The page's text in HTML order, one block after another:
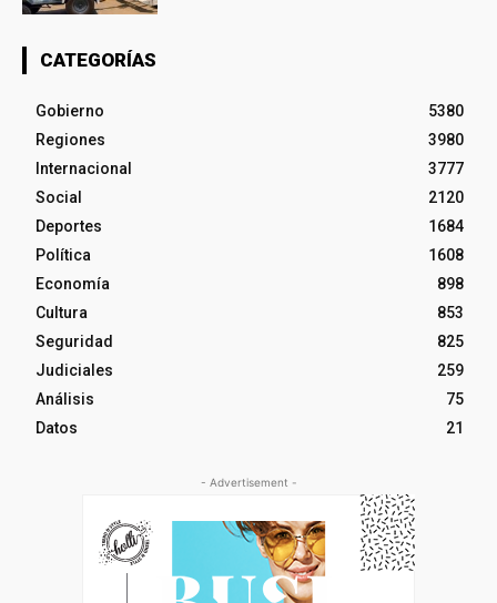
CATEGORÍAS
Gobierno
5380
Regiones
3980
Internacional
3777
Social
2120
Deportes
1684
Política
1608
Economía
898
Cultura
853
Seguridad
825
Judiciales
259
Análisis
75
Datos
21
- Advertisement -